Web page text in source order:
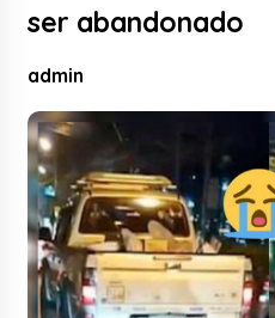
ser abandonado
admin